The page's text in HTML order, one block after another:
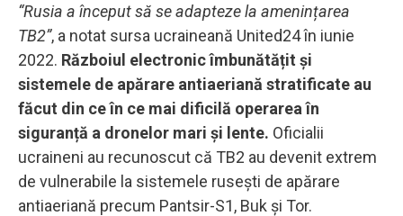
“Rusia a început să se adapteze la amenințarea
TB2”, a notat sursa ucraineană United24 în iunie
2022. Războiul electronic îmbunătățit și
sistemele de apărare antiaeriană stratificate au
făcut din ce în ce mai dificilă operarea în
siguranță a dronelor mari și lente. Oficialii
ucraineni au recunoscut că TB2 au devenit extrem
de vulnerabile la sistemele rusești de apărare
antiaeriană precum Pantsir-S1, Buk și Tor.